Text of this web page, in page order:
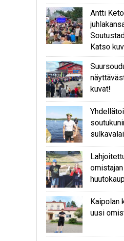
Antti
Katso
kuvat!
Kaipolan
uusi